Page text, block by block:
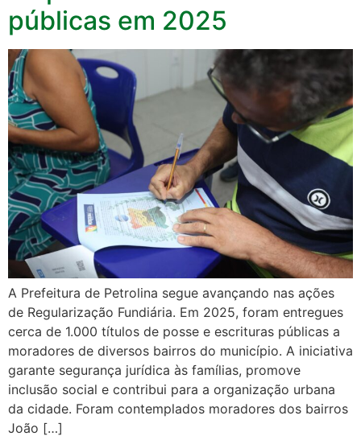
públicas em 2025
A Prefeitura de Petrolina segue avançando nas ações
de Regularização Fundiária. Em 2025, foram entregues
cerca de 1.000 títulos de posse e escrituras públicas a
moradores de diversos bairros do município. A iniciativa
garante segurança jurídica às famílias, promove
inclusão social e contribui para a organização urbana
da cidade. Foram contemplados moradores dos bairros
João […]